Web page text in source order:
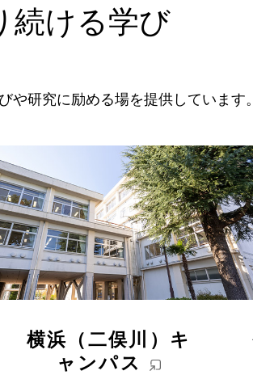
続ける学び
研究に励める場を提供しています。
横浜（二俣川）キ
ャンパス